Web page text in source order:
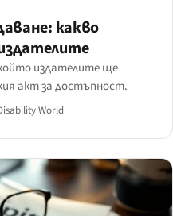
какво
издателите ще
акт за достъпност.
World